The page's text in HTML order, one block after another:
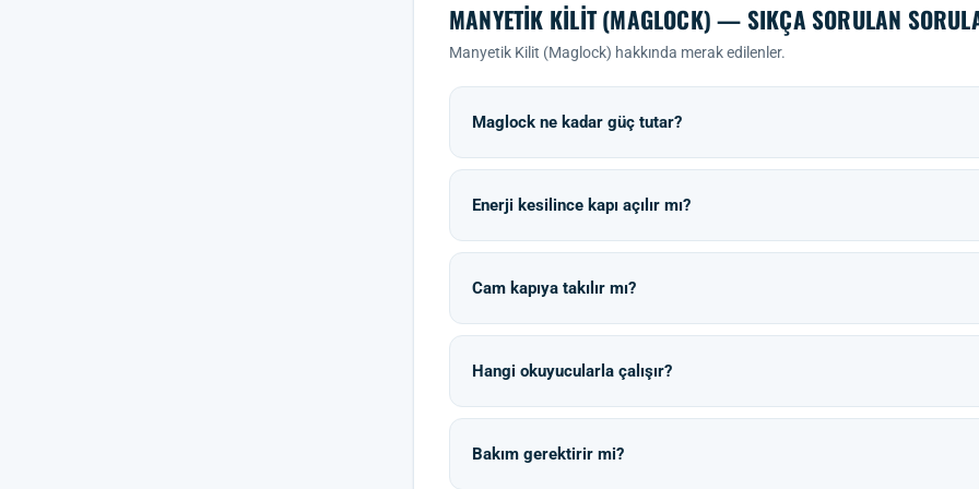
MANYETIK KILIT (MAGLOCK) — SIKÇA SORULAN
Manyetik Kilit (Maglock) hakkında merak edilenler.
Maglock ne kadar güç tutar?
Enerji kesilince kapı açılır mı?
Cam kapıya takılır mı?
Hangi okuyucularla çalışır?
Bakım gerektirir mi?